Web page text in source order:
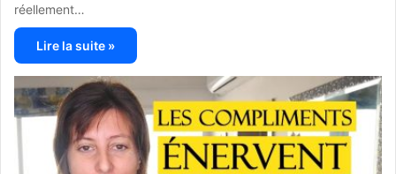
réellement…
Lire la suite »